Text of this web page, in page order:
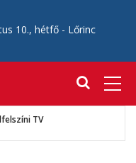
10., hétfő - Lőrinc
TV